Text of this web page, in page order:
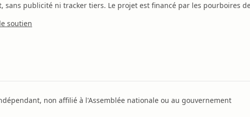
sans publicité ni tracker tiers. Le projet est financé par les pourboires
soutien
non affilié à l'Assemblée nationale ou au gouvernement